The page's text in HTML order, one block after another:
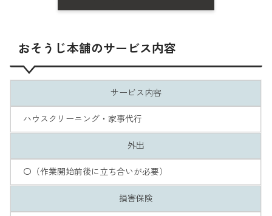
おそうじ本舗のサービス内容
サービス内容
ハウスクリーニング・家事代行
外出
〇（作業開始前後に立ち合いが必要）
損害保険